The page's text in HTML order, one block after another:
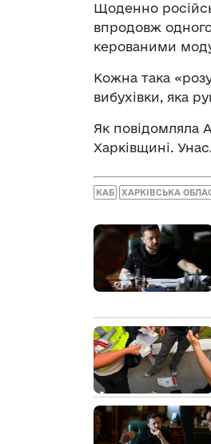
Щоденно
впродовж
керованими
Кожна така
вибухівки, яка
Як повідомляла
Харківщині.
КАБ ХАРКІВСЬКА